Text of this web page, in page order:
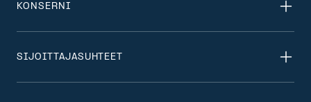
KONSERNI
SIJOITTAJASUHTEET